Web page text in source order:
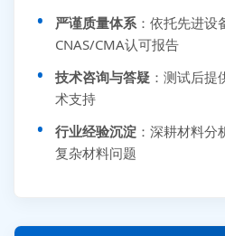
严谨质量体系：依托先进设
CNAS/CMA认可报告
技术咨询与答疑 ：测试后
术支持
行业经验沉淀 ：深耕材料
复杂材料问题